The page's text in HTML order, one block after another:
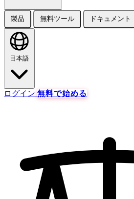
製品 無料ツール ドキュメント
日本語
ログイン 無料で始める